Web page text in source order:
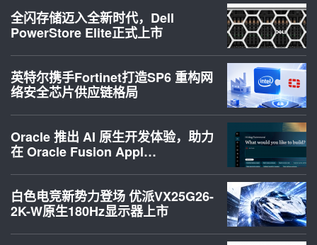
全闪存储迈入全新时代，Dell
PowerStore Elite正式上市
英特尔携手Fortinet打造SP6 重构网
络安全芯片供应链格局
Oracle 推出 AI 原生开发体验，助力
在 Oracle Fusion Appl…
白色电竞新势力登场 优派VX25G26-
2K-W原生180Hz显示器上市